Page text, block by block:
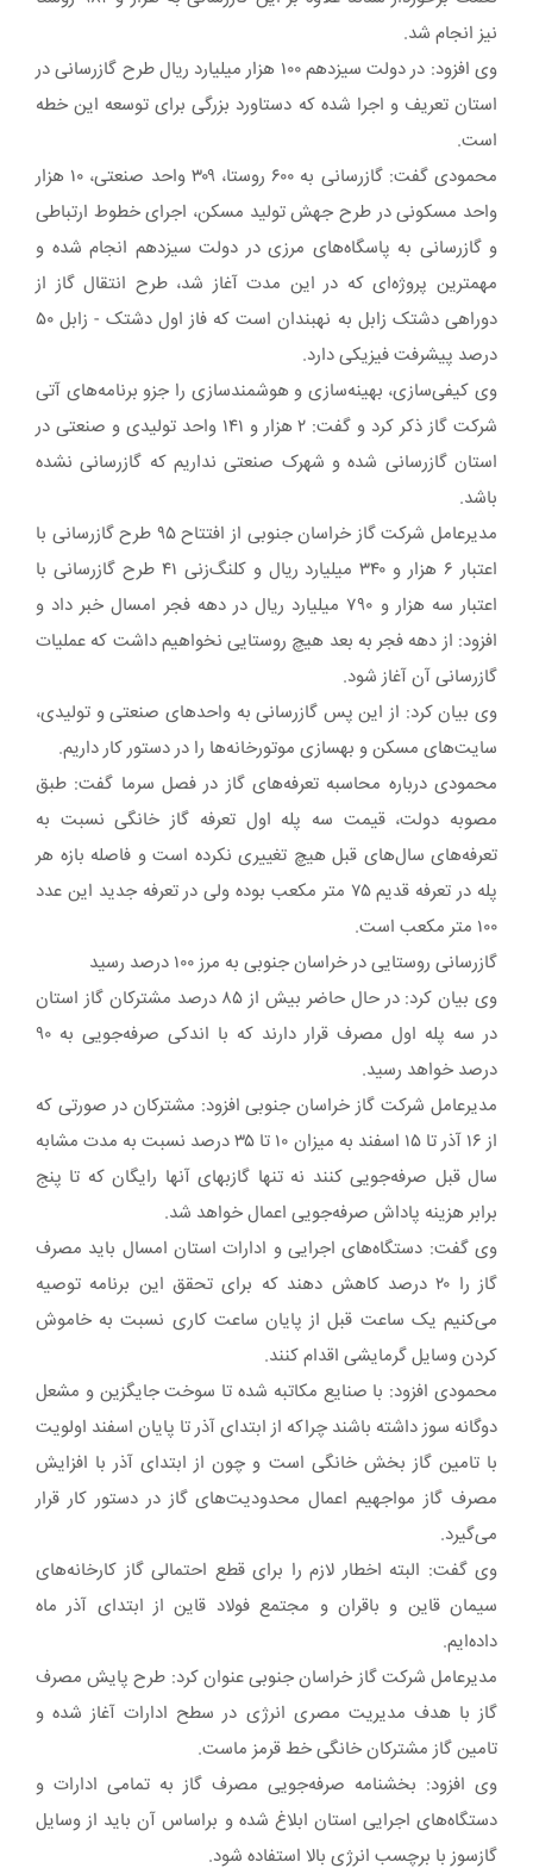
نیز انجام شد.
وی افزود: در دولت سیزدهم ۱۰۰ هزار میلیارد ریال طرح گازرسانی در
استان تعریف و اجرا شده که دستاورد بزرگی برای توسعه این خطه
است.
محمودی گفت: گازرسانی به ۶۰۰ روستا، ۳۰۹ واحد صنعتی، ۱۰ هزار
واحد مسکونی در طرح جهش تولید مسکن، اجرای خطوط ارتباطی
و گازرسانی به پاسگاه‌های مرزی در دولت سیزدهم انجام شده‌ و
مهمترین پروژه‌ای که در این مدت آغاز شد، طرح انتقال گاز از
دوراهی دشتک زابل به نهبندان است که فاز اول دشتک - زابل ۵۰
درصد پیشرفت فیزیکی دارد.
وی کیفی‌سازی، بهینه‌سازی و هوشمندسازی را جزو برنامه‌های آتی
شرکت گاز ذکر کرد و گفت: ۲ هزار و ۱۴۱ واحد تولیدی و صنعتی در
استان گازرسانی شده و شهرک صنعتی نداریم که گازرسانی نشده
باشد.
مدیرعامل شرکت گاز خراسان جنوبی از افتتاح ۹۵ طرح گازرسانی با
اعتبار ۶ هزار و ۳۴۰ میلیارد ریال و کلنگ‌زنی ۴۱ طرح گازرسانی با
اعتبار سه هزار و ۷۹۰ میلیارد ریال در دهه فجر امسال خبر داد و
افزود: از دهه فجر به بعد هیچ روستایی نخواهیم داشت که عملیات
گازرسانی آن آغاز شود.
وی بیان کرد: از این پس گازرسانی به واحدهای صنعتی و تولیدی،
سایت‌های مسکن و بهسازی موتورخانه‌ها را در دستور کار داریم.
محمودی درباره محاسبه تعرفه‌های گاز در فصل سرما گفت: طبق
مصوبه دولت، قیمت سه پله اول تعرفه گاز خانگی نسبت به
تعرفه‌های سال‌های قبل هیچ تغییری نکرده است و فاصله بازه هر
پله در تعرفه قدیم ۷۵ متر مکعب بوده ولی در تعرفه جدید این عدد
۱۰۰ متر مکعب است.
گازرسانی روستایی در خراسان جنوبی به مرز ۱۰۰ درصد رسید
وی بیان کرد: در حال حاضر بیش از ۸۵ درصد مشترکان گاز استان
در سه پله اول مصرف قرار دارند که با اندکی صرفه‌جویی به ۹۰
درصد خواهد رسید.
مدیرعامل شرکت گاز خراسان جنوبی افزود: مشترکان در صورتی که
از ۱۶ آذر تا ۱۵ اسفند به میزان ۱۰ تا ۳۵ درصد نسبت به مدت مشابه
سال قبل صرفه‌جویی کنند نه تنها گازبهای آنها رایگان که تا پنج
برابر هزینه پاداش صرفه‌جویی اعمال خواهد شد.
وی گفت: دستگاه‌های اجرایی و ادارات استان امسال باید مصرف
گاز را ۲۰ درصد کاهش دهند که برای تحقق این برنامه توصیه
می‌کنیم یک ساعت قبل از پایان ساعت کاری نسبت به خاموش
کردن وسایل گرمایشی اقدام کنند.
محمودی افزود: با صنایع مکاتبه شده تا سوخت جایگزین و مشعل
دوگانه سوز داشته باشند چراکه از ابتدای آذر تا پایان اسفند اولویت
با تامین گاز بخش خانگی است و چون از ابتدای آذر با افزایش
مصرف گاز مواجهیم اعمال محدودیت‌های گاز در دستور کار قرار
می‌گیرد.
وی گفت: البته اخطار لازم را برای قطع احتمالی گاز کارخانه‌های
سیمان قاین و باقران و مجتمع فولاد قاین از ابتدای آذر ماه
داده‌ایم.
مدیرعامل شرکت گاز خراسان جنوبی عنوان کرد: طرح پایش مصرف
گاز با هدف مدیریت مصری انرژی در سطح ادارات آغاز شده و
تامین گاز مشترکان خانگی خط قرمز ماست.
وی افزود: بخشنامه صرفه‌جویی مصرف گاز به تمامی ادارات و
دستگاه‌های اجرایی استان ابلاغ شده و براساس آن باید از وسایل
گازسوز با برچسب انرژی بالا استفاده شود.